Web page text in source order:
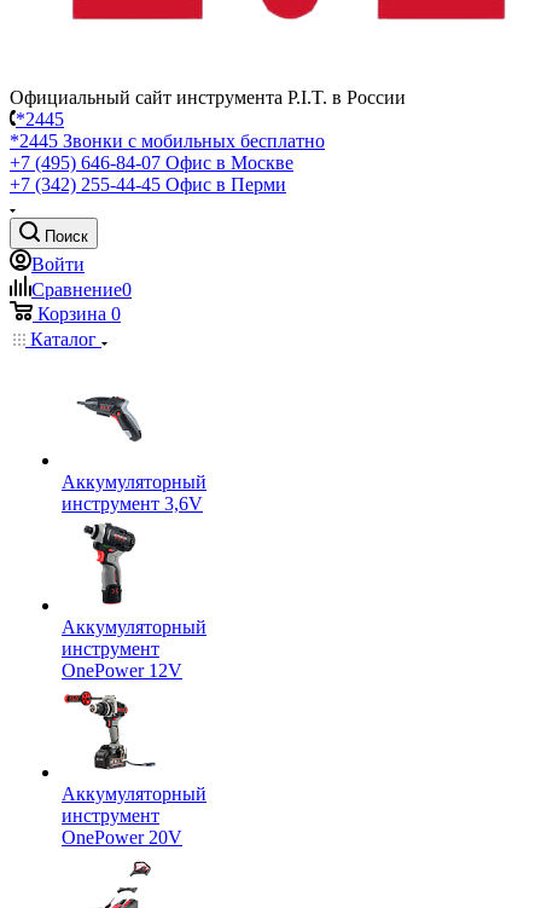
Официальный сайт инструмента P.I.T. в России
*2445
*2445 Звонки с мобильных бесплатно
+7 (495) 646-84-07 Офис в Москве
+7 (342) 255-44-45 Офис в Перми
Поиск
Войти
Сравнение0
Корзина 0
Каталог
Аккумуляторный
инструмент 3,6V
Аккумуляторный
инструмент
OnePower 12V
Аккумуляторный
инструмент
OnePower 20V